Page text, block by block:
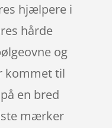
hjælpere i
hårde
og
kommet til
en bred
mærker